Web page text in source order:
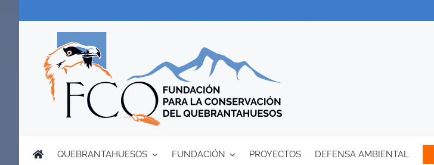
QUEBRANTAHUESOS FUNDACIÓN PROYECTOS DEFENSA AMBIENTAL